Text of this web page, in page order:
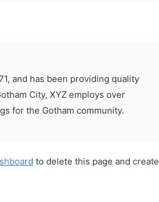
and has been providing quality
City, XYZ employs over
for the Gotham community.
to delete this page and create